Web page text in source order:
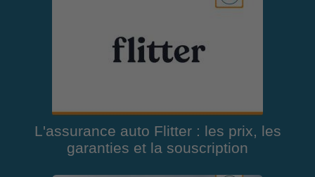
L'assurance auto Flitter : les prix, les
garanties et la souscription